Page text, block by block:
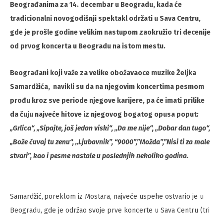
Beograđanima za 14. decembar u Beogradu, kada će
tradicionalni novogodišnji spektakl održati u Sava Centru,
gde je prošle godine velikim nastupom zaokružio tri decenije
od prvog koncerta u Beogradu na istom mestu.
Beograđani koji važe za velike obožavaoce muzike Željka
Samardžića, navikli su da na njegovim koncertima pesmom
prođu kroz sve periode njegove karijere, pa će imati prilike
da čuju najveće hitove iz njegovog bogatog opusa poput:
„Grlica“, „Sipajte, još jedan viski“, „Da me nije“, „Dobar dan tugo“,
„Bože čuvaj tu zenu“, „Ljubavnik”, “9000”,”Možda”,”Nisi ti za male
stvari”,kao i pesme nastale u poslednjih nekoliko godina.
Samardžić, poreklom iz Mostara, najveće uspehe ostvario je u
Beogradu, gde je održao svoje prve koncerte u Sava Centru (tri